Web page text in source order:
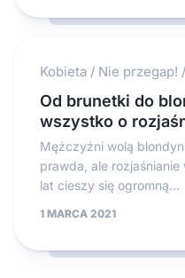
Kobieta / Nie przegap! /
Od brunetki do
wszystko o
Mężczyźni wolą
prawda, ale rozjaśnianie
lat cieszy się ogromną...
1 MARCA 2021